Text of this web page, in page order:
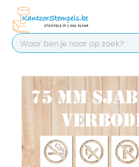
Chat 24/7 met
voor hulp
Contact